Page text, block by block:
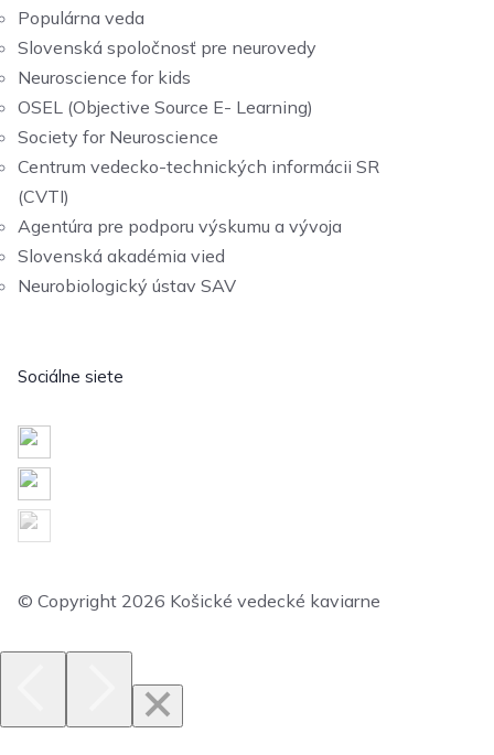
Populárna veda
Slovenská spoločnosť pre neurovedy
Neuroscience for kids
OSEL (Objective Source E- Learning)
Society for Neuroscience
Centrum vedecko-technických informácii SR
(CVTI)
Agentúra pre podporu výskumu a vývoja
Slovenská akadémia vied
Neurobiologický ústav SAV
Sociálne siete
© Copyright 2026 Košické vedecké kaviarne